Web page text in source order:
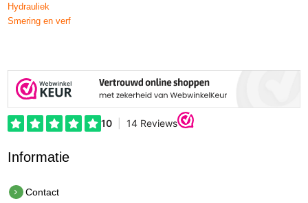
Hydrauliek
Smering en verf
Informatie
Contact